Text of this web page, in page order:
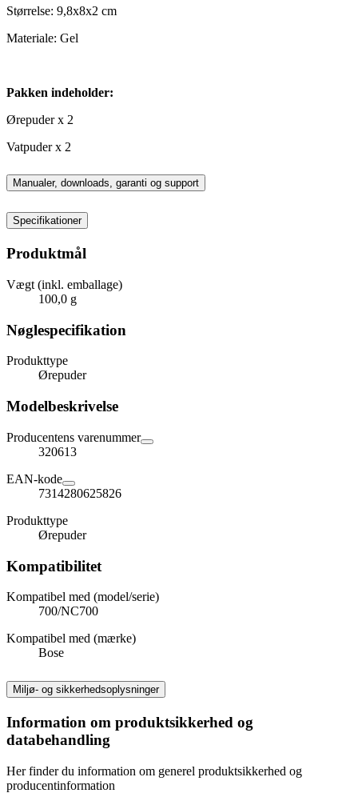
Størrelse: 9,8x8x2 cm
Materiale: Gel
Pakken indeholder:
Ørepuder x 2
Vatpuder x 2
Manualer, downloads, garanti og support
Specifikationer
Produktmål
Vægt (inkl. emballage)
100,0 g
Nøglespecifikation
Produkttype
Ørepuder
Modelbeskrivelse
Producentens varenummer
320613
EAN-kode
7314280625826
Produkttype
Ørepuder
Kompatibilitet
Kompatibel med (model/serie)
700/NC700
Kompatibel med (mærke)
Bose
Miljø- og sikkerhedsoplysninger
Information om produktsikkerhed og
databehandling
Her finder du information om generel produktsikkerhed og
producentinformation